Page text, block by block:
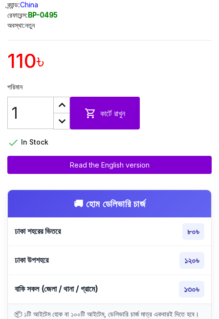
ব্র্যান্ড:China
রেফারেন্স:BP-0495
অবস্থা:নতুন
110৳
পরিমান
 কার্টে রাখুন
 In Stock
Read the English version
🚚 হোম ডেলিভারি চার্জ
ঢাকা শহরের ভিতরে ৮০৳
ঢাকা উপশহরে ১২০৳
বাকি সকল (জেলা / থানা / গ্রামে) ১৩০৳
📦 ১টি আইটেম হোক বা ১০০টি আইটেম, ডেলিভারি চার্জ মাত্র একবারই দিতে হবে।